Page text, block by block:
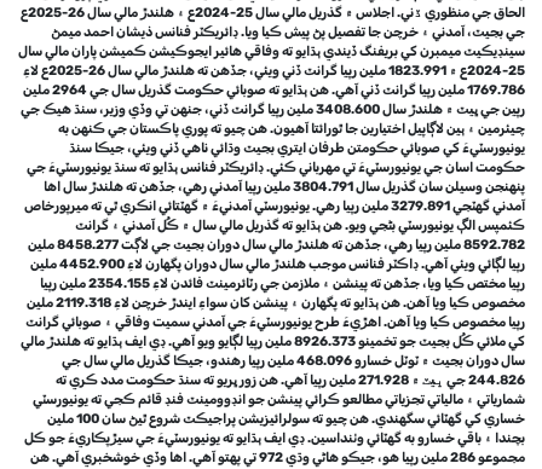
الحاق جي منظوري ڏني. اجلاس ۾ گذريل مالي سال 25-2024ع ۽ هلندڙ مالي سال 26-2025ع
جي بجيٽ، آمدني ۽ خرچن جا تفصيل پڻ پيش ڪيا ويا. ڊائريڪٽر فنانس ذيشان احمد ميمڻ
سينڊيڪيٽ ميمبرن کي بريفنگ ڏيندي ٻڌايو ته وفاقي هائير ايجوڪيشن ڪميشن پاران مالي سال
25-2024ع ۾ 1823.991 ملين رپيا گرانٽ ڏني ويئي، جڏهن ته هلندڙ مالي سال 26-2025ع لاءِ
1769.786 ملين رپيا گرانٽ ڏني آهي. هن ٻڌايو ته صوبائي حڪومت گذريل سال جي 2964 ملين
رپين جي ڀيٽ ۾ هلندڙ سال 3408.600 ملين رپيا گرانٽ ڏني، جنهن تي وڏي وزير، سنڌ هيڪ جي
چيئرمين ۽ ٻين لاڳاپيل اختيارين جا ٿورائتا آهيون. هن چيو ته پوري پاڪستان جي ڪنهن به
يونيورسٽيءَ کي صوبائي حڪومتن طرفان ايتري بجيٽ وڌائي ناهي ڏني ويئي، جيڪا سنڌ
حڪومت اسان جي يونيورسٽيءَ تي مهرباني ڪئي. ڊائريڪٽر فنانس ٻڌايو ته سنڌ يونيورسٽيءَ جي
پنهنجن وسيلن سان گذريل سال 3804.791 ملين رپيا آمدني رهي، جڏهن ته هلندڙ سال اها
آمدني گهٽجي 3279.891 ملين رپيا رهي. يونيورسٽي آمدنيءَ ۾ گهٽتائي انڪري ٿي ته ميرپورخاص
ڪئمپس الڳ يونيورسٽي بڻجي ويو. هن ٻڌايو ته گذريل مالي سال ۾ ڪُل آمدني ۽ گرانٽ
8592.782 ملين رپيا رهي، جڏهن ته هلندڙ مالي سال دوران بجيٽ جي لاڳت 8458.277 ملين
رپيا لڳائي ويئي آهي. ڊاڪٽر فنانس موجب هلندڙ مالي سال دوران پگهارن لاءِ 4452.900 ملين
رپيا مختص ڪيا ويا، جڏهن ته پينشن ۽ ملازمن جي رٽائرمينٽ فائدن لاءِ 2354.155 ملين رپيا
مخصوص ڪيا ويا آهن. هن ٻڌايو ته پگهارن ۽ پينشن کان سواءِ ايندڙ خرچن لاءِ 2119.318 ملين
رپيا مخصوص ڪيا ويا آهن. اهڙيءَ طرح يونيورسٽيءَ جي آمدني سميت وفاقي ۽ صوبائي گرانٽ
کي ملائي ڪُل بجيٽ جو تخمينو 8926.373 ملين رپيا لڳايو ويو آهي. ڊي ايف ٻڌايو ته هلندڙ مالي
سال دوران بجيٽ ۾ ٽوٽل خسارو 468.096 ملين رپيا رهندو، جيڪا گذريل مالي سال جي
244.826 جي ڀيٽ ۾ 271.928 ملين رپيا آهي. هن زور ڀريو ته سنڌ حڪومت مدد ڪري ته
شمارياتي ۽ مالياتي تجزياتي مطالعو ڪرائي پينشن جو انڊوومينٽ فنڊ قائم ڪجي ته يونيورسٽي
خساري کي گهٽائي سگهندي. هن چيو ته سولرائيزيشن پراجيڪٽ شروع ٿيڻ سان 100 ملين
بچندا ۽ باقي خسارو به گهٽائي وٺنداسين. ڊي ايف ٻڌايو ته يونيورسٽيءَ جي سيڙپڪاريءَ جو ڪل
مجموعو 286 ملين رپيا هو، جيڪو هاڻي وڌي 972 تي پهتو آهي. اها وڏي خوشخبري آهي. هن